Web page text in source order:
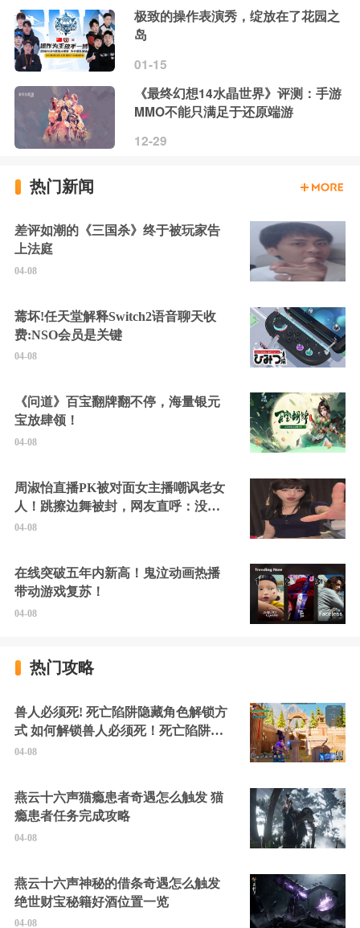
极致的操作表演秀，绽放在了花园之
岛
01-15
《最终幻想14水晶世界》评测：手游
MMO不能只满足于还原端游
12-29
热门新闻
差评如潮的《三国杀》终于被玩家告
上法庭
04-08
蔫坏!任天堂解释Switch2语音聊天收
费:NSO会员是关键
04-08
《问道》百宝翻牌翻不停，海量银元
宝放肆领！
04-08
周淑怡直播PK被对面女主播嘲讽老女
人！跳擦边舞被封，网友直呼：没边
硬擦封的好！
04-08
在线突破五年内新高！鬼泣动画热播
带动游戏复苏！
04-08
热门攻略
兽人必须死! 死亡陷阱隐藏角色解锁方
式 如何解锁兽人必须死！死亡陷阱中
的隐藏角色
04-08
燕云十六声猫瘾患者奇遇怎么触发 猫
瘾患者任务完成攻略
04-08
燕云十六声神秘的借条奇遇怎么触发
绝世财宝秘籍好酒位置一览
04-08